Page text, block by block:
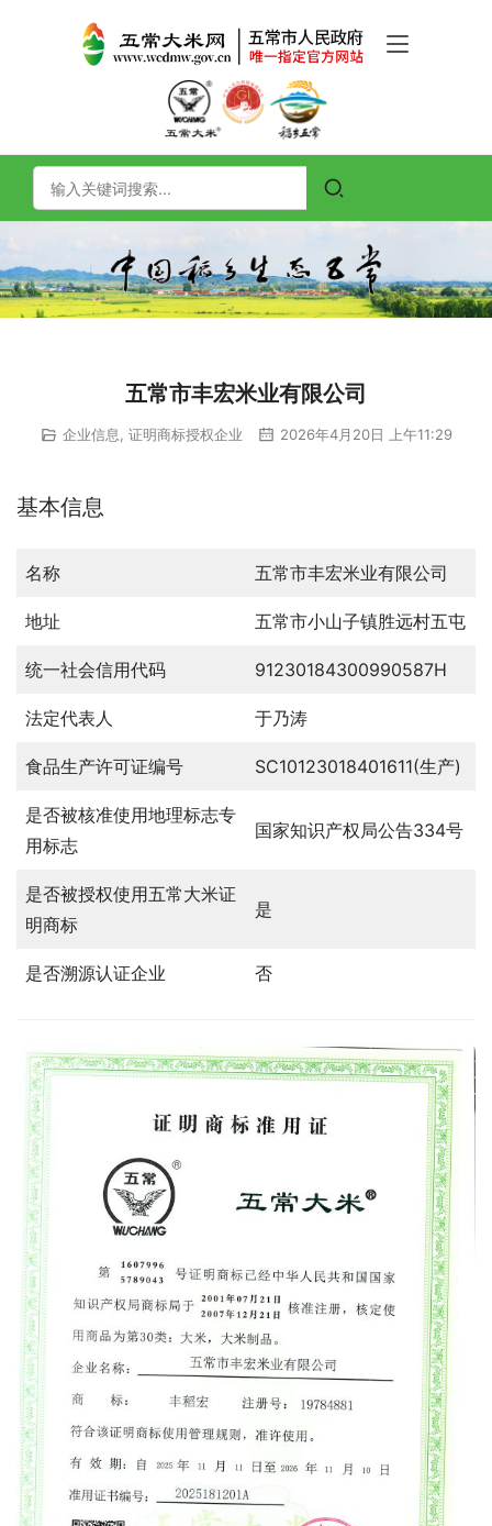
五常市丰宏米业有限公司
企业信息 证明商标授权企业 2026年4月20日 上午11:29
基本信息
名称 五常市丰宏米业有限公司
地址 五常市小山子镇胜远村五屯
统一社会信用代码 91230184300990587H
法定代表人 于乃涛
食品生产许可证编号 SC10123018401611(生产)
是否被核准使用地理标志专
用标志
国家知识产权局公告334号
是否被授权使用五常大米证
明商标
是
是否溯源认证企业 否